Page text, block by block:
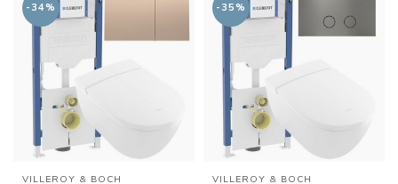
-34%
VILLEROY & BOCH
-35%
VILLEROY & BOCH